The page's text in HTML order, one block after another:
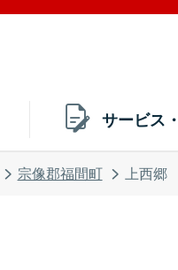
サービス
宗像郡福間町 上西郷